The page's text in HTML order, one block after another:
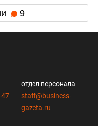
9
47
отдел персонала
staff@business-
gazeta.ru